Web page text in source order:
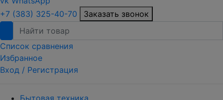
+7 (383) 325-40-70
Заказать звонок
Список сравнения
Избранное
Вход / Регистрация
Бытовая техника